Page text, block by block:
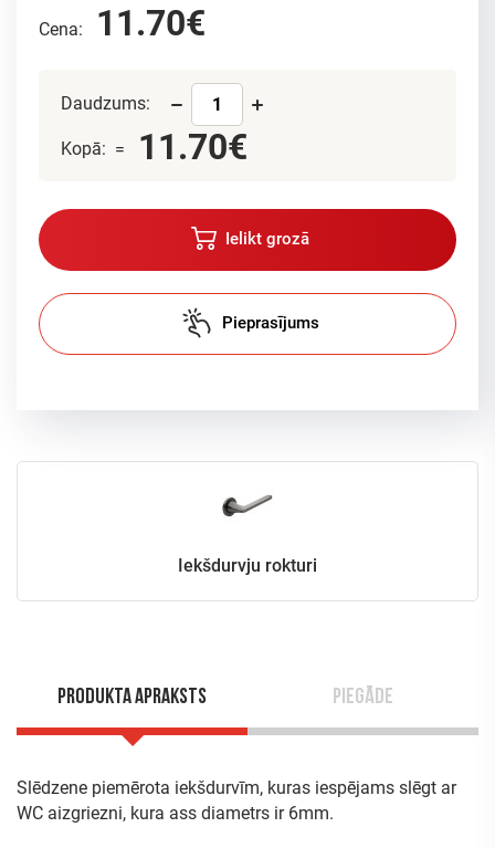
Cena: 11.70€
Daudzums:
Kopā: = 11.70€
Pieprasījums
Ielikt grozā
Iekšdurvju rokturi
Produkta apraksts Piegāde
Slēdzene piemērota iekšdurvīm, kuras iespējams slēgt ar
WC aizgriezni, kura ass diametrs ir 6mm.